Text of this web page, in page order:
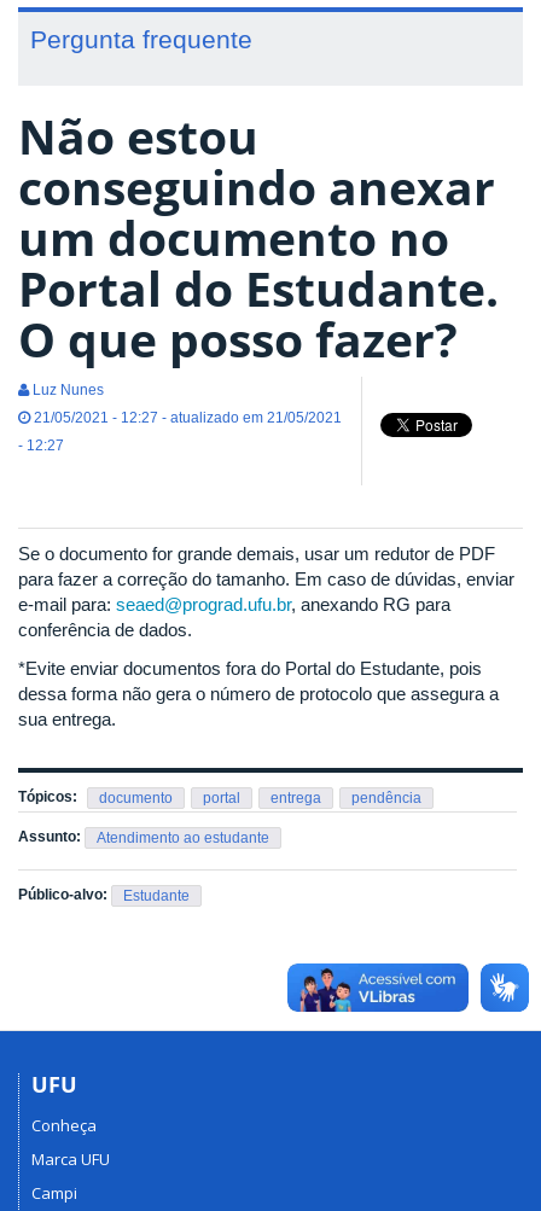
Pergunta frequente
Não estou
conseguindo anexar
um documento no
Portal do Estudante.
O que posso fazer?
Luz Nunes
21/05/2021 - 12:27 - atualizado em 21/05/2021
- 12:27
Se o documento for grande demais, usar um redutor de PDF
para fazer a correção do tamanho. Em caso de dúvidas, enviar
e-mail para: seaed@prograd.ufu.br, anexando RG para
conferência de dados.
*Evite enviar documentos fora do Portal do Estudante, pois
dessa forma não gera o número de protocolo que assegura a
sua entrega.
Tópicos: documento portal entrega pendência
Assunto: Atendimento ao estudante
Público-alvo: Estudante
UFU
Conheça
Marca UFU
Campi